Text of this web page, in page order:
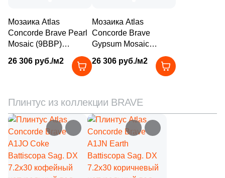
30x7.2 (10)
30.5x20 (
31.6x31.6 (2)
31.5x20.6 (
31x20 (1)
Мозаика Atlas
Concorde Brave Pearl
Mosaic (9BBP)
26 306 руб./м2
Мозаика Atlas
Concorde Brave
Gypsum Mosaic
26 306 руб./м2
Плинтус из коллекции BRAVE